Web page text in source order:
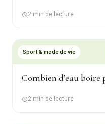
2 min de lecture
Sport & mode de vie
Combien d’eau boire
2 min de lecture